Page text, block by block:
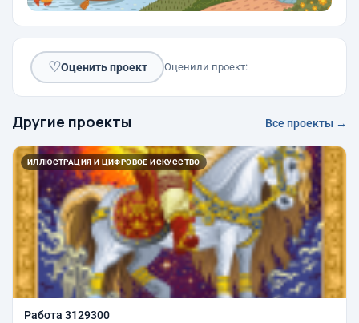
♡Оценить проект Оценили проект:
Другие проекты Все проекты →
ИЛЛЮСТРАЦИЯ И ЦИФРОВОЕ ИСКУССТВО
Работа 3129300